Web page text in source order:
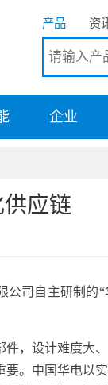
产品 资
企业
应链
司自主研制的“
设计难度大
。中国华电以